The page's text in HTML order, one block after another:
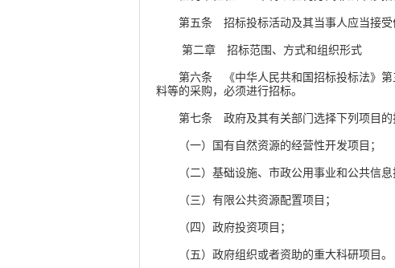
第五条 招标投标活动及其当事人应当接受
第二章 招标范围、方式和组织形式
第六条 《中华人民共和国招标投标法》第三
料等的采购，必须进行招标。
第七条 政府及其有关部门选择下列项目的投
（一）国有自然资源的经营性开发项目；
（二）基础设施、市政公用事业和公共信息
（三）有限公共资源配置项目；
（四）政府投资项目；
（五）政府组织或者资助的重大科研项目。